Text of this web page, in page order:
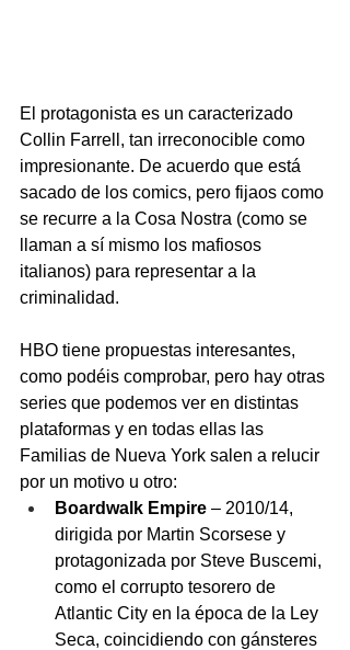
El protagonista es un caracterizado
Collin Farrell, tan irreconocible como
impresionante. De acuerdo que está
sacado de los comics, pero fijaos como
se recurre a la Cosa Nostra (como se
llaman a sí mismo los mafiosos
italianos) para representar a la
criminalidad.
HBO tiene propuestas interesantes,
como podéis comprobar, pero hay otras
series que podemos ver en distintas
plataformas y en todas ellas las
Familias de Nueva York salen a relucir
por un motivo u otro:
Boardwalk Empire – 2010/14,
dirigida por Martin Scorsese y
protagonizada por Steve Buscemi,
como el corrupto tesorero de
Atlantic City en la época de la Ley
Seca, coincidiendo con gánsteres